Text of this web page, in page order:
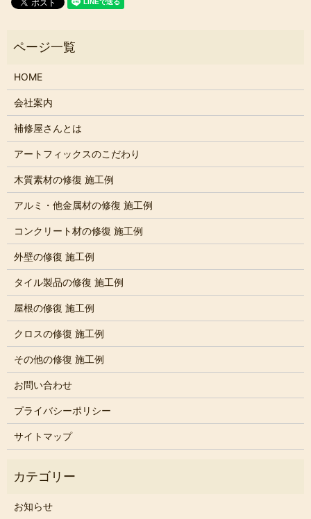
HOME
会社案内
補修屋さんとは
アートフィックスのこだわり
木質素材の修復 施工例
アルミ・他金属材の修復 施工例
コンクリート材の修復 施工例
外壁の修復 施工例
タイル製品の修復 施工例
屋根の修復 施工例
クロスの修復 施工例
その他の修復 施工例
お問い合わせ
プライバシーポリシー
サイトマップ
お知らせ